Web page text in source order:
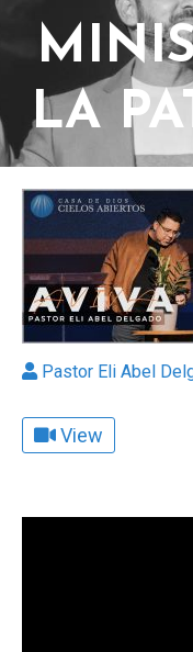
LA
Pastor Eli Abel
View